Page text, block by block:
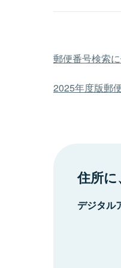
郵便番号検索
2025年度版郵
住所に
デジタル